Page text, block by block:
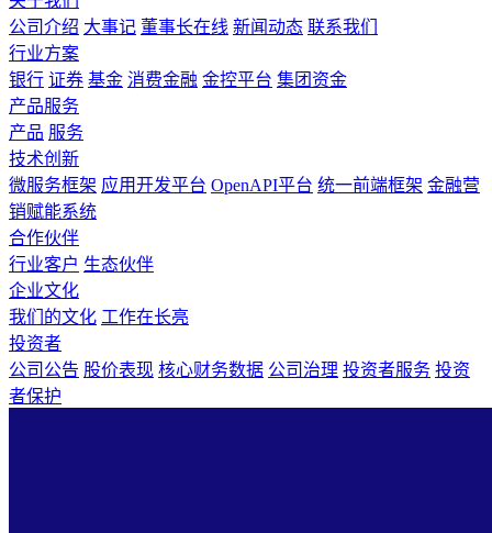
公司介绍 大事记 董事长在线 新闻动态 联系我们
行业方案
银行 证券 基金 消费金融 金控平台 集团资金
产品服务
产品 服务
技术创新
微服务框架 应用开发平台 OpenAPI平台 统一前端框架 金融营
销赋能系统
合作伙伴
行业客户 生态伙伴
企业文化
我们的文化 工作在长亮
投资者
公司公告 股价表现 核心财务数据 公司治理 投资者服务 投资
者保护